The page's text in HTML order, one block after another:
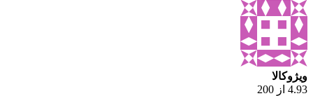
ویژوکالا
4.93 از 200